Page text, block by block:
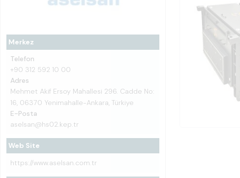
Merkez
Telefon
+90 312 592 10 00
Adres
Mehmet Akif Ersoy Mahallesi 296. Cadde No:
16, 06370 Yenimahalle-Ankara, Türkiye
E-Posta
aselsan@hs02.kep.tr
Web Site
https://www.aselsan.com.tr